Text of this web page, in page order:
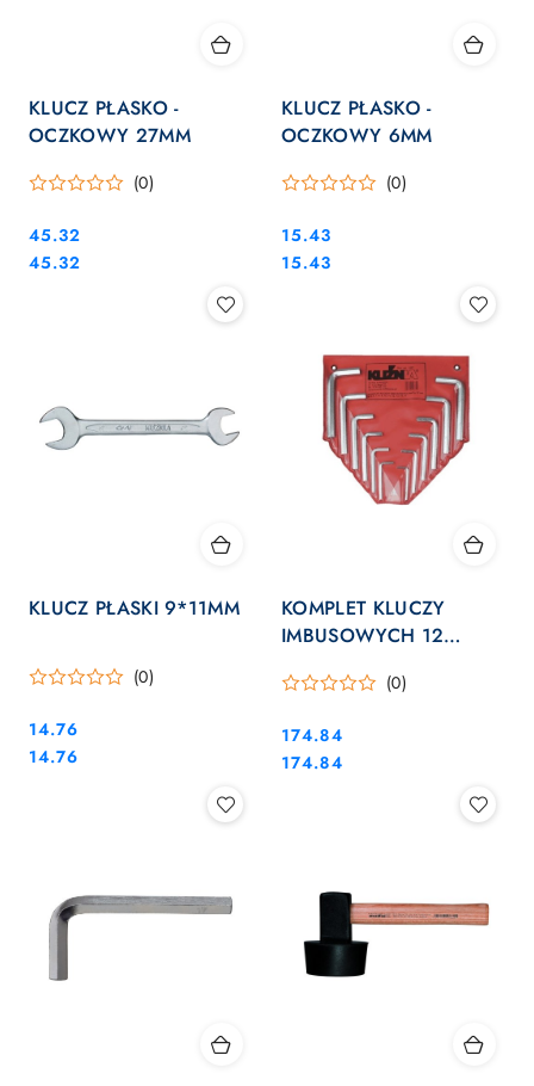
KLUCZ PŁASKO -
OCZKOWY 27MM
(0)
Cena:
45.32
Cena:
45.32
KLUCZ PŁASKO -
OCZKOWY 6MM
(0)
Cena:
15.43
Cena:
15.43
KLUCZ PŁASKI 9*11MM
(0)
Cena:
14.76
Cena:
14.76
KOMPLET KLUCZY
IMBUSOWYCH 12
(0)
Cena:
174.84
Cena:
174.84